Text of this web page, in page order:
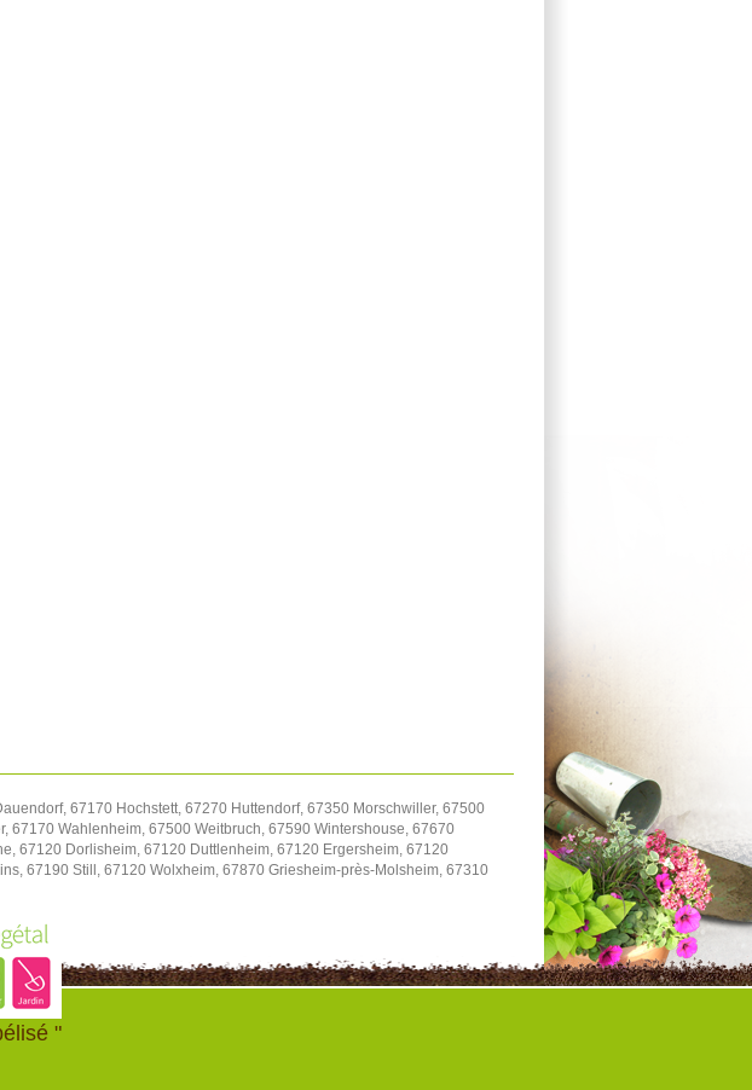
67170 Hochstett, 67270 Huttendorf, 67350 Morschwiller, 67500
Wahlenheim, 67500 Weitbruch, 67590 Wintershouse, 67670
67120 Dorlisheim, 67120 Duttlenheim, 67120 Ergersheim, 67120
67190 Still, 67120 Wolxheim, 67870 Griesheim-près-Molsheim, 67310
"